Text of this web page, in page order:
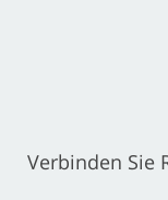
Verbinden Sie